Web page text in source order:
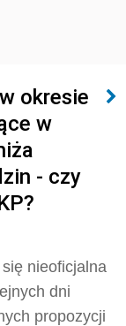
okresie
w
- czy
nieoficjalna
dni
propozycji